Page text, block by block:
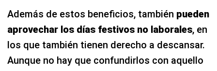
Además de estos beneficios, también pueden
aprovechar los días festivos no laborales, en
los que también tienen derecho a descansar.
Aunque no hay que confundirlos con aquello